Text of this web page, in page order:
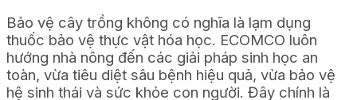
Bảo vệ cây trồng không có nghĩa là lạm dụng
thuốc bảo vệ thực vật hóa học. ECOMCO luôn
hướng nhà nông đến các giải pháp sinh học an
toàn, vừa tiêu diệt sâu bệnh hiệu quả, vừa bảo vệ
hệ sinh thái và sức khỏe con người. Đây chính là